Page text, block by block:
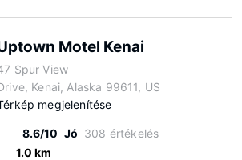
Motel Kenai
Spur View
Kenai, Alaska 99611, US
megjelenítése
8.6/10 Jó 308 értékelés
1.0 km